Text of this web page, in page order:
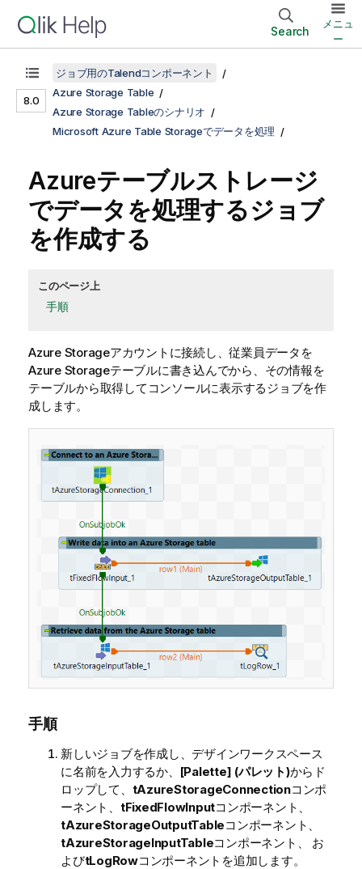
Search
メニュ
ー
8.0
ジョブ用のTalendコンポーネント
Azure Storage Table
Azure Storage Tableのシナリオ
Microsoft Azure Table Storageでデータを処理
Azureテーブルストレージ
でデータを処理するジョブ
を作成する
このページ上
手順
Azure Storageアカウントに接続し、従業員データを
Azure Storageテーブルに書き込んでから、その情報を
テーブルから取得してコンソールに表示するジョブを作
成します。
手順
新しいジョブを作成し、デザインワークスペース
に名前を入力するか、 [Palette] (パレット)からド
ロップして、 tAzureStorageConnectionコンポ
ーネント、 tFixedFlowInputコンポーネント、
tAzureStorageOutputTableコンポーネント、
tAzureStorageInputTableコンポーネント、 お
よびtLogRowコンポーネントを追加します。